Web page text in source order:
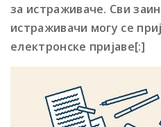
за истраживаче. Сви
истраживачи могу се
електронске пријаве[:]